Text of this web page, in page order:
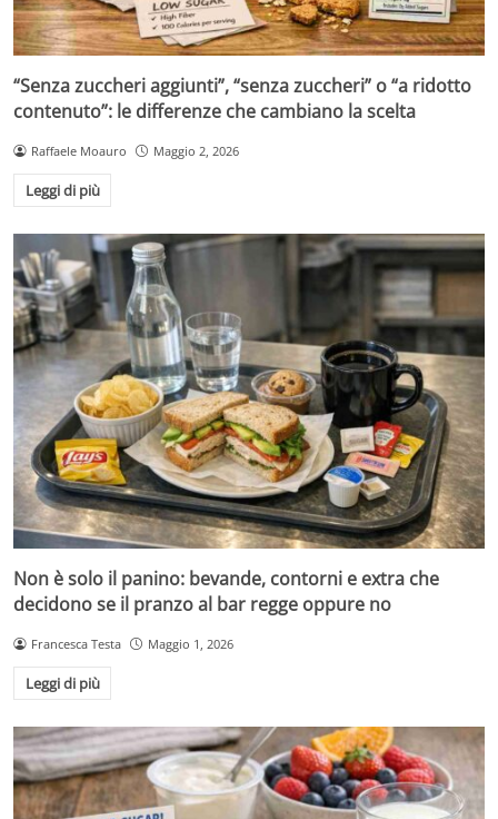
“Senza zuccheri aggiunti”, “senza zuccheri” o “a ridotto
contenuto”: le differenze che cambiano la scelta
Raffaele Moauro Maggio 2, 2026
Leggi di più
Non è solo il panino: bevande, contorni e extra che
decidono se il pranzo al bar regge oppure no
Francesca Testa Maggio 1, 2026
Leggi di più